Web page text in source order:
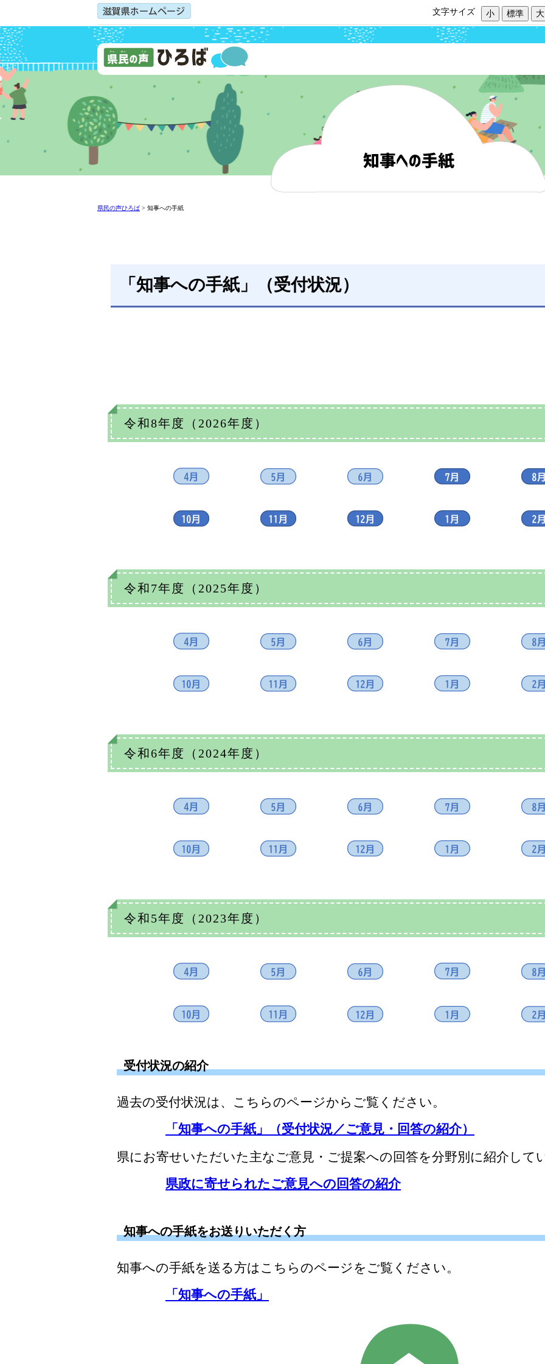
文字サイズ 小 標準 大
県民の声ひろば > 知事への手紙
「知事への手紙」（受付状況）
令和8年度（2026年度）
令和7年度（2025年度）
令和6年度（2024年度）
令和5年度（2023年度）
受付状況の紹介
過去の受付状況は、こちらのページからご覧ください。
「知事への手紙」（受付状況／ご意見・回答の紹介）
県にお寄せいただいた主なご意見・ご提案への回答を分野別に紹介して
県政に寄せられたご意見への回答の紹介
知事への手紙をお送りいただく方
知事への手紙を送る方はこちらのページをご覧ください。
「知事への手紙」